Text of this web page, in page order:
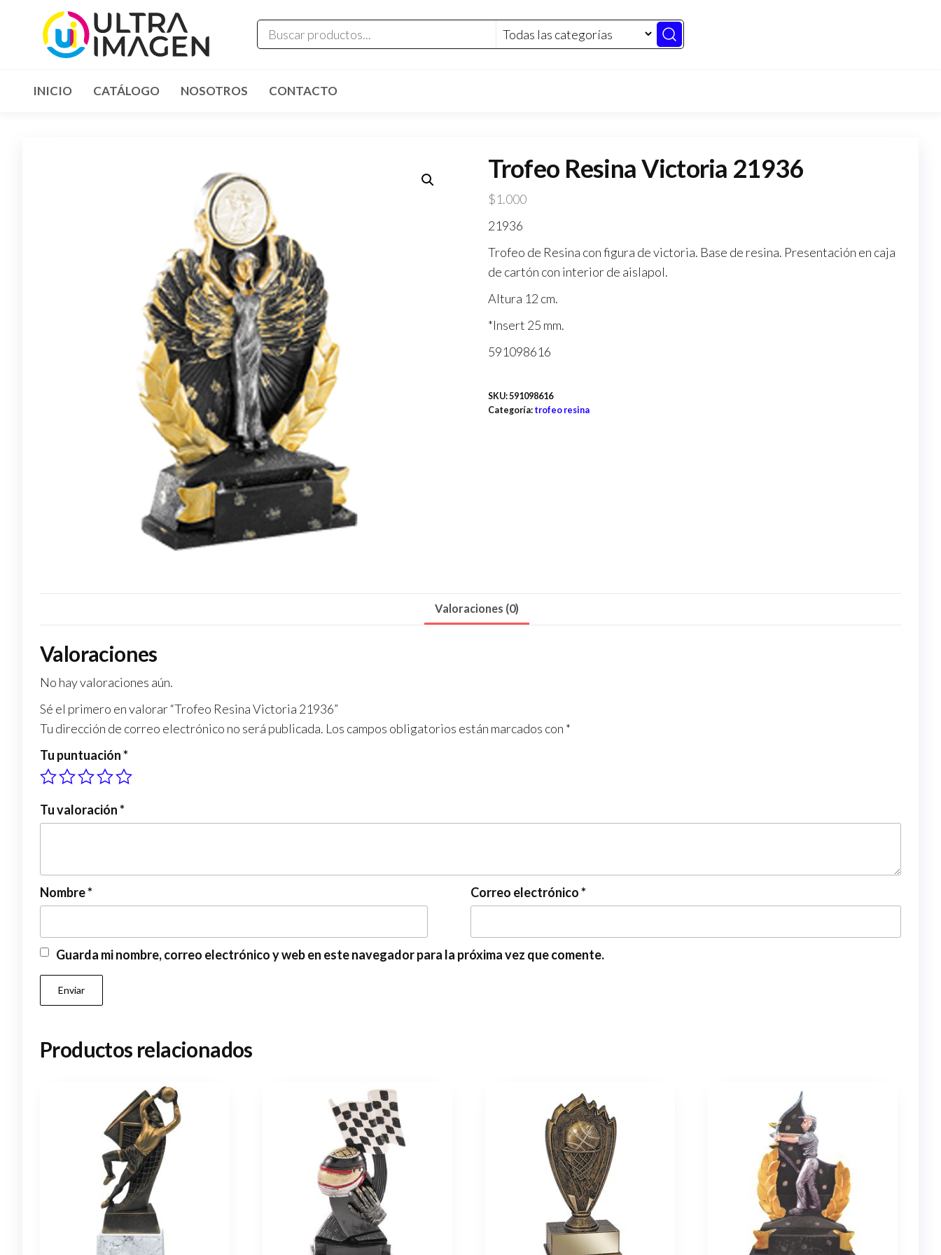
INICIO CATÁLOGO NOSOTROS CONTACTO
Trofeo Resina Victoria 21936
$1.000
21936
Trofeo de Resina con figura de victoria. Base de resina. Presentación en caja
de cartón con interior de aislapol.
Altura 12 cm.
*Insert 25 mm.
591098616
SKU:591098616
Categoría: trofeo resina
Valoraciones (0)
Valoraciones
No hay valoraciones aún.
Sé el primero en valorar “Trofeo Resina Victoria 21936”
Tu dirección de correo electrónico no será publicada. Los campos obligatorios están marcados con *
Tu puntuación*
Tu valoración*
Nombre* Correo electrónico*
Guarda mi nombre, correo electrónico y web en este navegador para la próxima vez que comente.
Productos relacionados